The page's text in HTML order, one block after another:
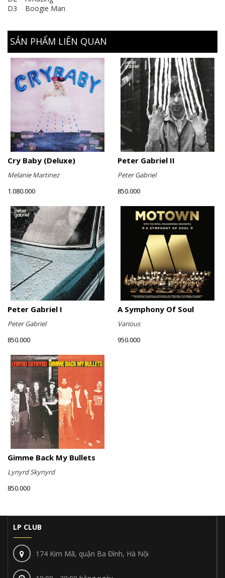
D3 Boogie Man
SẢN PHẨM LIÊN QUAN
Cry Baby (Deluxe)
Melanie Martinez
1.080.000
Peter Gabriel II
Peter Gabriel
850.000
Peter Gabriel I
Peter Gabriel
850.000
A Symphony Of Soul
Various
950.000
Gimme Back My Bullets
Lynyrd Skynyrd
850.000
LP CLUB
174 Kim Mã, quận Ba Đình, Hà Nội